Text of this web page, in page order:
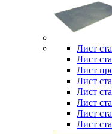
Лист
Лист
Лист
Лист
Лист
Лист
Лист
Лист